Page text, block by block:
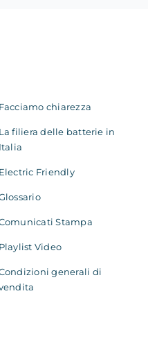
Facciamo chiarezza
La filiera delle batterie in
Italia
Electric Friendly
Stampa
Playlist Video
generali di